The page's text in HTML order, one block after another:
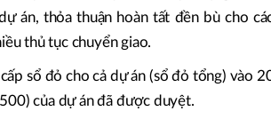
án, thỏa thuận hoàn tất đền bù cho
thủ tục chuyển giao.
sổ đỏ cho cả dự án (sổ đỏ tổng) vào
của dự án đã được duyệt.